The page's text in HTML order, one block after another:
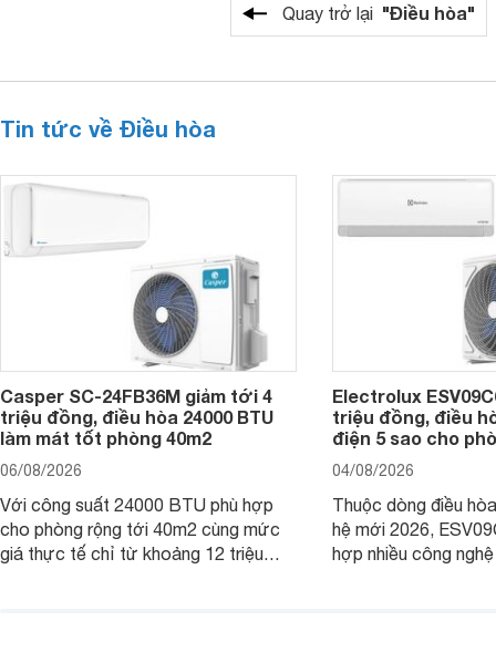
Quay trở lại "Điều hòa"
Tin tức về Điều hòa
Casper SC-24FB36M giảm tới 4
triệu đồng, điều hòa 24000 BTU
làm mát tốt phòng 40m2
06/08/2026
Với công suất 24000 BTU phù hợp
cho phòng rộng tới 40m2 cùng mức
giá thực tế chỉ từ khoảng 12 triệu
Electrolux
triệu đồng, điều
điện 5 sao cho
04/08/2026
Thuộc dòng điều
hệ mới 2026,
hợp nhiều công